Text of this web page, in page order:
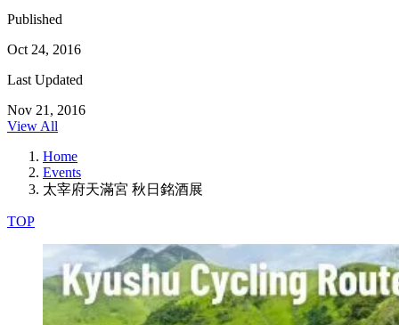
Published
Oct 24, 2016
Last Updated
Nov 21, 2016
View All
Home
Events
太宰府天滿宮 秋日銘酒展
TOP